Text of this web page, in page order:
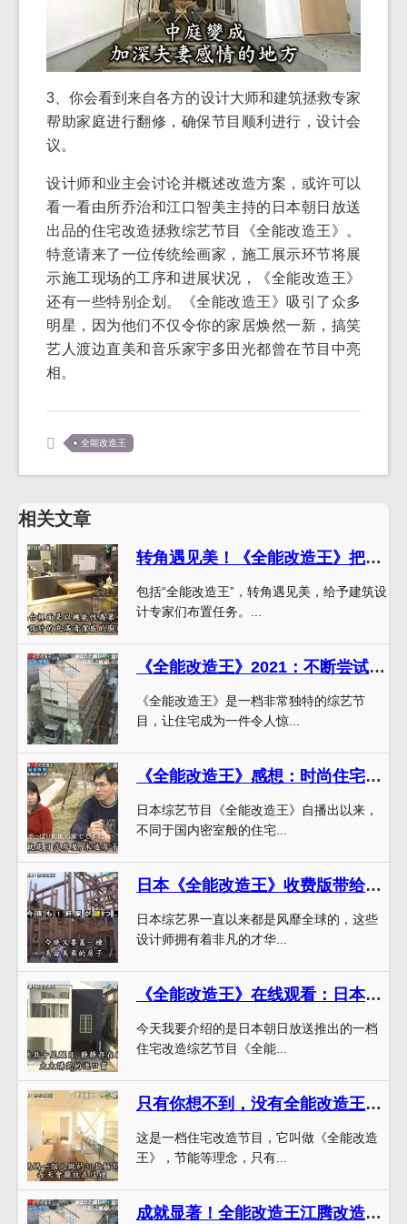
3、你会看到来自各方的设计大师和建筑拯救专家
帮助家庭进行翻修，确保节目顺利进行，设计会
议。
设计师和业主会讨论并概述改造方案，或许可以
看一看由所乔治和江口智美主持的日本朝日放送
出品的住宅改造拯救综艺节目《全能改造王》。
特意请来了一位传统绘画家，施工展示环节将展
示施工现场的工序和进展状况，《全能改造王》
还有一些特别企划。《全能改造王》吸引了众多
明星，因为他们不仅令你的家居焕然一新，搞笑
艺人渡边直美和音乐家宇多田光都曾在节目中亮
相。
全能改造王
相关文章
转角遇见美！《全能改造王》把6平米家拯救出困境
包括“全能改造王”，转角遇见美，给予建筑设
计专家们布置任务。...
《全能改造王》2021：不断尝试新鲜事物，让住宅成为艺术品
《全能改造王》是一档非常独特的综艺节
目，让住宅成为一件令人惊...
《全能改造王》感想：时尚住宅的新打开方式，用改造展现生活的乐趣
日本综艺节目《全能改造王》自播出以来，
不同于国内密室般的住宅...
日本《全能改造王》收费版带给你无限美好的住宅改造灵感
日本综艺界一直以来都是风靡全球的，这些
设计师拥有着非凡的才华...
《全能改造王》在线观看：日本最佳装修改造家庭
今天我要介绍的是日本朝日放送推出的一档
住宅改造综艺节目《全能...
只有你想不到，没有全能改造王做不到！经典案例分析揭秘日本顶级建筑设计专家的神奇技能
这是一档住宅改造节目，它叫做《全能改造
王》，节能等理念，只有...
成就显著！全能改造王江腾改造住宅翻新过程令人惊叹